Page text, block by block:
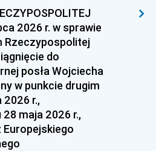
1994
1991
1985
1979
2026 r. w sprawie
Rzeczypospolitej
do
posła Wojciecha
w punkcie drugim
2026 r.,
28 maja 2026 r.,